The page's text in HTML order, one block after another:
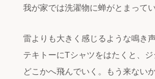
我が家では洗濯物に蝉がとまって
雷よりも大きく感じるような鳴き
テキトーにTシャツをはたくと、
どこかへ飛んでいく。もう来ない